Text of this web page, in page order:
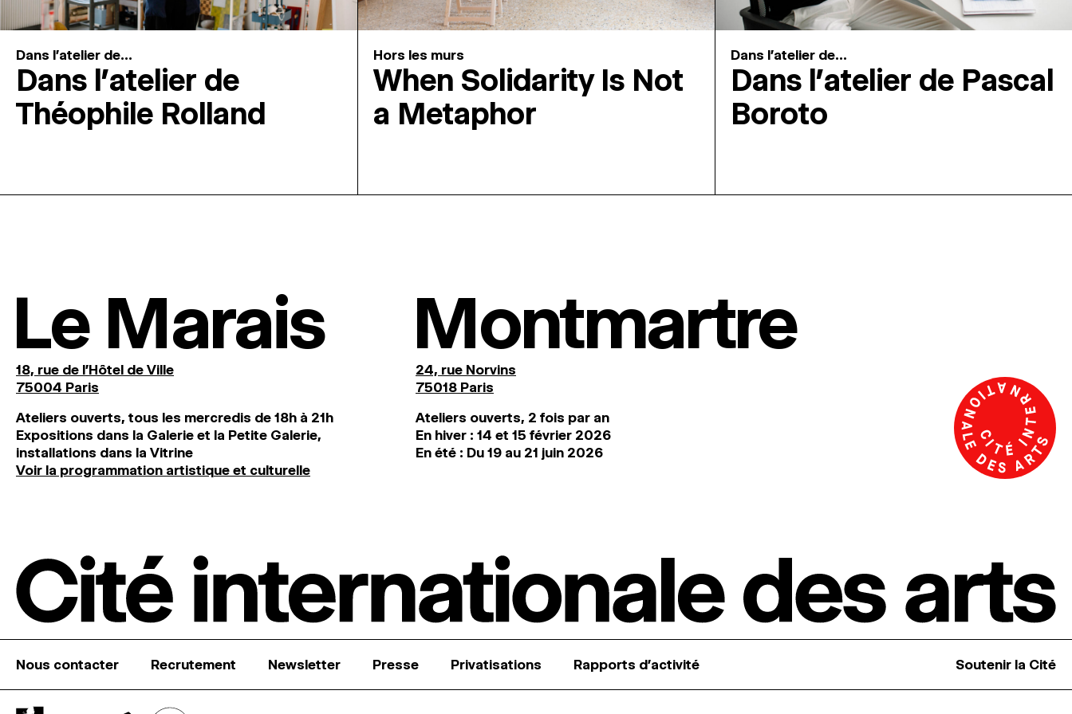
Dans l'atelier de...
Dans l’atelier de
Théophile Rolland
Hors les murs
When Solidarity Is Not
a Metaphor
Dans l'atelier de...
Dans l’atelier de Pascal
Boroto
Le Marais
18, rue de l'Hôtel de Ville
75004 Paris
Ateliers ouverts, tous les mercredis de 18h à 21h
Expositions dans la Galerie et la Petite Galerie,
installations dans la Vitrine
Voir la programmation artistique et culturelle
Montmartre
24, rue Norvins
75018 Paris
Ateliers ouverts, 2 fois par an
En hiver : 14 et 15 février 2026
En été : Du 19 au 21 juin 2026
Nous contacter Recrutement Newsletter Presse Privatisations Rapports d’activité Soutenir la Cité